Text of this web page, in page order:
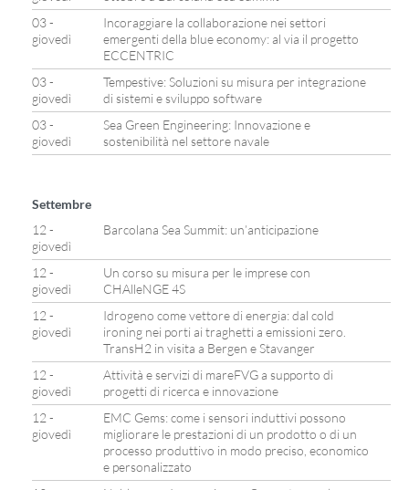
03 -
giovedì
Incoraggiare la collaborazione nei settori
emergenti della blue economy: al via il progetto
ECCENTRIC
03 -
giovedì
Tempestive: Soluzioni su misura per integrazione
di sistemi e sviluppo software
03 -
giovedì
Sea Green Engineering: Innovazione e
sostenibilità nel settore navale
Settembre
12 -
giovedì
Barcolana Sea Summit: un’anticipazione
12 -
giovedì
Un corso su misura per le imprese con
CHAlleNGE 4S
12 -
giovedì
Idrogeno come vettore di energia: dal cold
ironing nei porti ai traghetti a emissioni zero.
TransH2 in visita a Bergen e Stavanger
12 -
giovedì
Attività e servizi di mareFVG a supporto di
progetti di ricerca e innovazione
12 -
giovedì
EMC Gems: come i sensori induttivi possono
migliorare le prestazioni di un prodotto o di un
processo produttivo in modo preciso, economico
e personalizzato